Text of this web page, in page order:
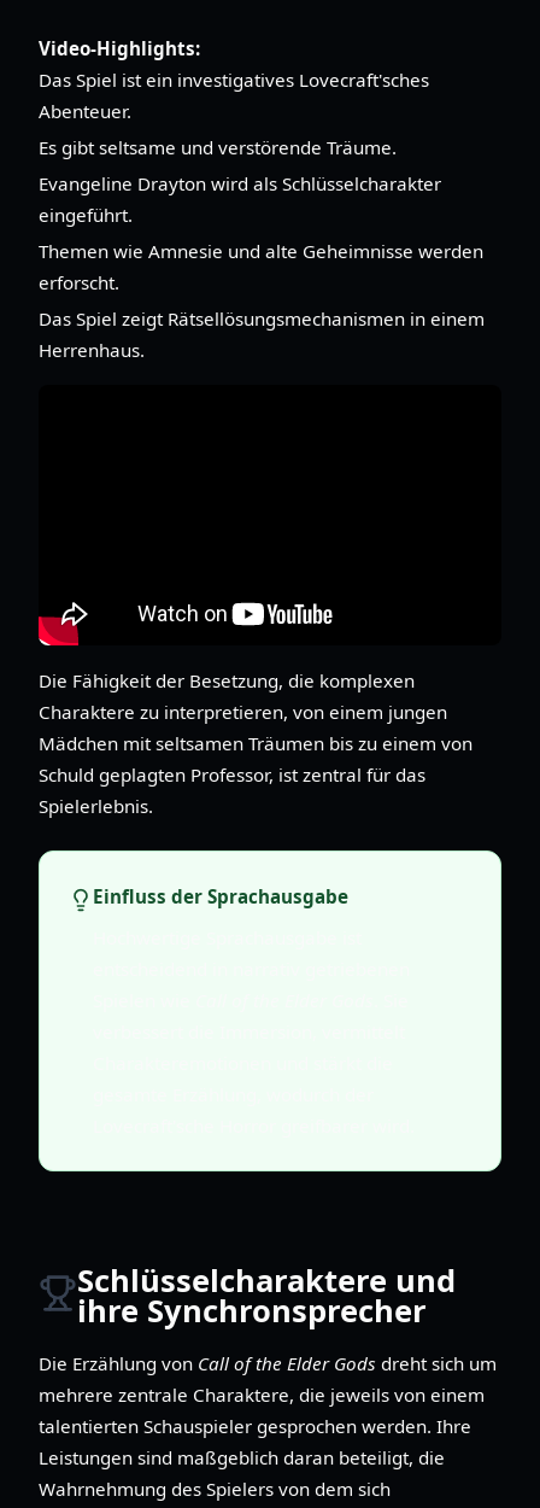
Video-Highlights:
Das Spiel ist ein investigatives Lovecraft'sches
Abenteuer.
Es gibt seltsame und verstörende Träume.
Evangeline Drayton wird als Schlüsselcharakter
eingeführt.
Themen wie Amnesie und alte Geheimnisse werden
erforscht.
Das Spiel zeigt Rätsellösungsmechanismen in einem
Herrenhaus.
Die Fähigkeit der Besetzung, die komplexen
Charaktere zu interpretieren, von einem jungen
Mädchen mit seltsamen Träumen bis zu einem von
Schuld geplagten Professor, ist zentral für das
Spielerlebnis.
Einfluss der Sprachausgabe
Schlüsselcharaktere und
ihre Synchronsprecher
Die Erzählung von Call of the Elder Gods dreht sich um
mehrere zentrale Charaktere, die jeweils von einem
talentierten Schauspieler gesprochen werden. Ihre
Leistungen sind maßgeblich daran beteiligt, die
Wahrnehmung des Spielers von dem sich